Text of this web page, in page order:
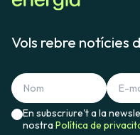
Vols rebre notícies
En subscriure't a la
nostraPolítica de